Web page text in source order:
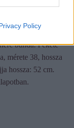
Policy